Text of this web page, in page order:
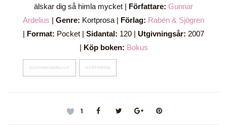
älskar dig så himla mycket | Författare: Gunnar
Ardelius | Genre: Kortprosa | Förlag: Rabén & Sjögren
| Format: Pocket | Sidantal: 120 | Utgivningsår: 2007
| Köp boken: Bokus
GUNNAR ARDELIUS KORTPROSA
1